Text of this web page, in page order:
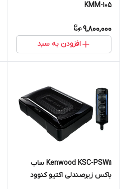
KMM-105
9,800,000
افزودن به سبد
Kenwood KSC-PSW11 ساب
باکس زیرصندلی اکتیو کنوود